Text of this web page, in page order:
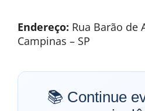
Endereço: Rua Barão de
Campinas – SP
📚 Continue